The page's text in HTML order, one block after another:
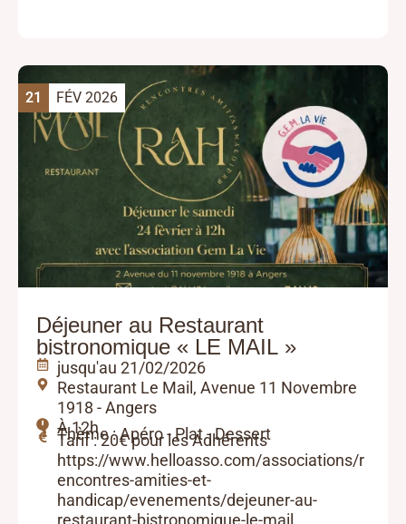
21 FÉV 2026
Déjeuner au Restaurant
bistronomique « LE MAIL »
jusqu'au 21/02/2026
Restaurant Le Mail, Avenue 11 Novembre
1918 - Angers
À 12h
Thème : Apéro - Plat - Dessert
Tarif : 20€ pour les Adhérents
https://www.helloasso.com/associations/r
encontres-amities-et-
handicap/evenements/dejeuner-au-
restaurant-bistronomique-le-mail